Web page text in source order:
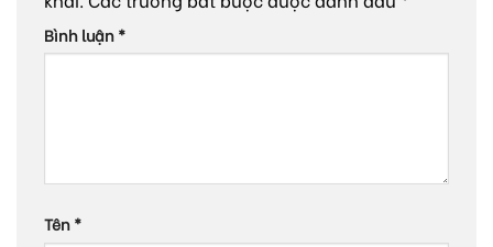
Bình luận*
Tên*